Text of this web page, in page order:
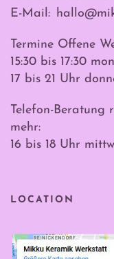
E-Mail:
Termine Offene
15:30 bis 17:30
17 bis 21 Uhr
Telefon-Beratung
mehr:
16 bis 18 Uhr
LOCATION